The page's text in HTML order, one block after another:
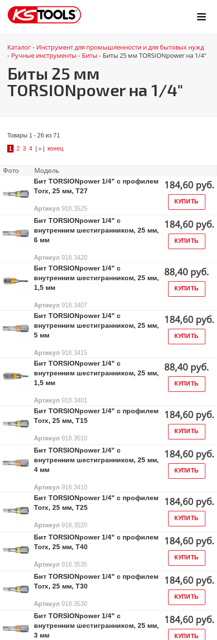
Каталог - Инструмент для промышленности и для бытовых нужд
- Ручные инструменты - Биты - Биты 25 мм TORSIONpower на 1/4"
Биты 25 мм
TORSIONpower на 1/4"
Товары 1 - 26 из 71
1
2 3 4 » конец
Фото
Модель
Бит TORSIONpower 1/4" с профилем
Torx, 25 мм, Т27
Артикул 918.3525
184,60 руб.
КУПИТЬ
Бит TORSIONpower 1/4" с
внутренним шестигранником, 25 мм,
6 мм
Артикул 918.3420
184,60 руб.
КУПИТЬ
Бит TORSIONpower 1/4" с
внутренним шестигранником, 25 мм,
1,5 мм
Артикул 918.3407
88,40 руб.
КУПИТЬ
Бит TORSIONpower 1/4" с
внутренним шестигранником, 25 мм,
5 мм
Артикул 918.3415
184,60 руб.
КУПИТЬ
Бит TORSIONpower 1/4" с
внутренним шестигранником, 25 мм,
1,5 мм
Артикул 918.3401
88,40 руб.
КУПИТЬ
Бит TORSIONpower 1/4" с профилем
Torx, 25 мм, Т15
Артикул 918.3510
184,60 руб.
КУПИТЬ
Бит TORSIONpower 1/4" с
внутренним шестигранником, 25 мм,
4 мм
Артикул 918.3410
184,60 руб.
КУПИТЬ
Бит TORSIONpower 1/4" с профилем
Torx, 25 мм, Т25
Артикул 918.3520
184,60 руб.
КУПИТЬ
Бит TORSIONpower 1/4" с профилем
Torx, 25 мм, Т40
Артикул 918.3535
184,60 руб.
КУПИТЬ
Бит TORSIONpower 1/4" с профилем
Torx, 25 мм, Т30
Артикул 918.3530
184,60 руб.
КУПИТЬ
Бит TORSIONpower 1/4" с
внутренним шестигранником, 25 мм,
3 мм
184,60 руб.
КУПИТЬ